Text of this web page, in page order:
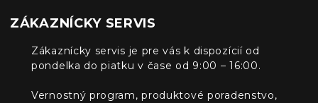
ZÁKAZNÍCKY SERVIS
Zákaznícky servis je pre vás k dispozícií od
pondelka do piatku v čase od 9:00 – 16:00.
Vernostný program, produktové poradenstvo,